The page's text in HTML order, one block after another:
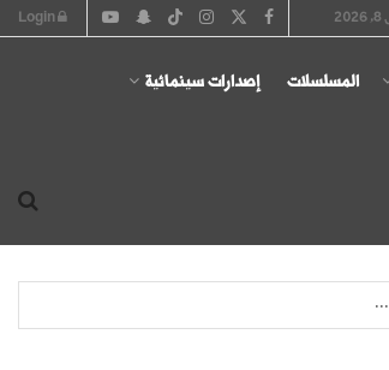
المسلسلات إصدارات سينمائية